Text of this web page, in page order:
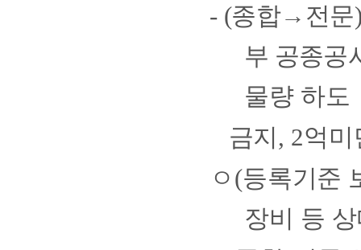
- (종합→ 전문
부 공종공
물량 하도
금지, 2억미
ㅇ (등록기준
장비 등